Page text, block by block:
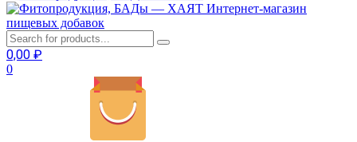
Интернет-магазин
пищевых добавок
0,00 ₽
0